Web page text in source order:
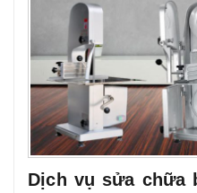
Dịch vụ sửa chữa